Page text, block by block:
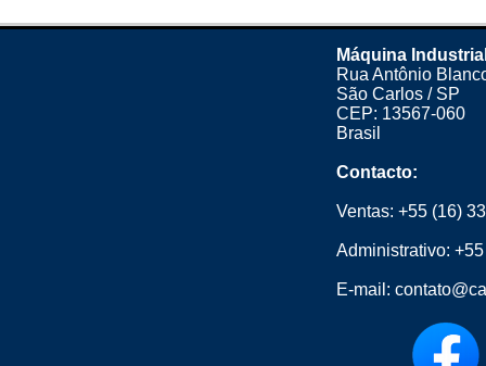
Máquina
Rua Antônio
São Carlos / SP
CEP: 13567-060
Brasil
Contacto:
Ventas: +55 (16)
Administrativo:
E-mail: